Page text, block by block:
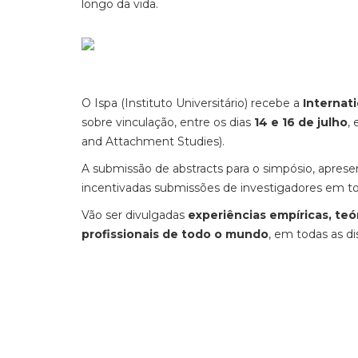
longo da vida.
O Ispa (Instituto Universitário) recebe a
sobre vinculação, entre os dias 14 e 16 de julho,
and Attachment Studies).
A submissão de abstracts para o simpósio,
incentivadas submissões de investigadores em
Vão ser divulgadas experiências empíricas,
profissionais de todo o mundo, em todas as